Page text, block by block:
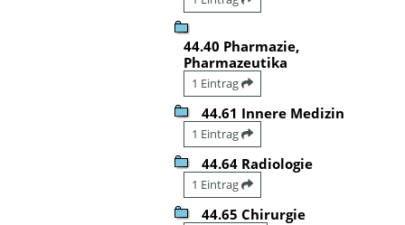
44.40 Pharmazie,
Pharmazeutika
1 Eintrag
44.61 Innere Medizin
1 Eintrag
44.64 Radiologie
1 Eintrag
44.65 Chirurgie